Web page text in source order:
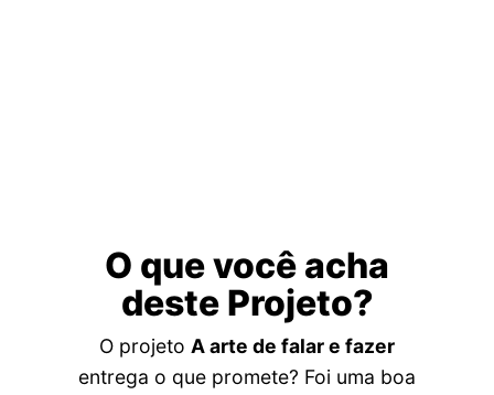
O que você acha
deste Projeto?
O projeto A arte de falar e fazer
entrega o que promete? Foi uma boa